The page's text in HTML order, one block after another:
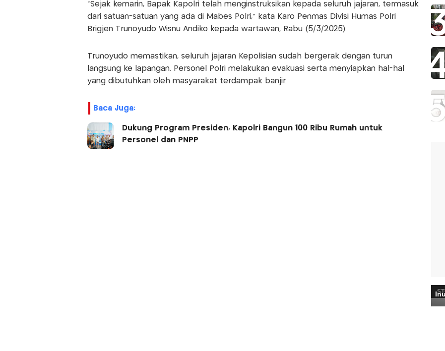
"Sejak kemarin, Bapak Kapolri telah menginstruksikan kepada seluruh jajaran, termasuk
dari satuan-satuan yang ada di Mabes Polri," kata Karo Penmas Divisi Humas Polri
Brigjen Trunoyudo Wisnu Andiko kepada wartawan, Rabu (5/3/2025).
Trunoyudo memastikan, seluruh jajaran Kepolisian sudah bergerak dengan turun
langsung ke lapangan. Personel Polri melakukan evakuasi serta menyiapkan hal-hal
yang dibutuhkan oleh masyarakat terdampak banjir.
Baca Juga:
Dukung Program Presiden, Kapolri Bangun 100 Ribu Rumah untuk
Personel dan PNPP